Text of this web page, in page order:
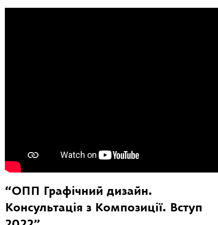
“ОПП Графічний дизайн.
Консультація з Композиції. Вступ